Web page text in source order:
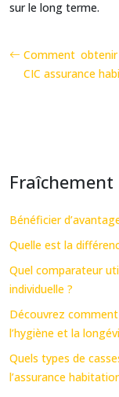
sur le long terme.
Comment
CIC assurance
Fraîchement
Bénéficier
Quelle est la
Quel comparateur
individuelle ?
Découvrez
l’hygiène et la
Quels types de
l’assurance